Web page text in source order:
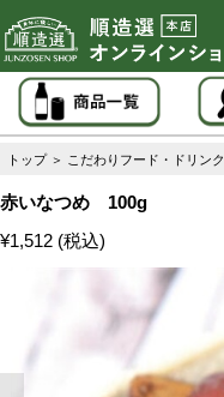
トップ ＞ こだわりフード・ドリンク
赤いなつめ 100g
¥1,512 (税込)